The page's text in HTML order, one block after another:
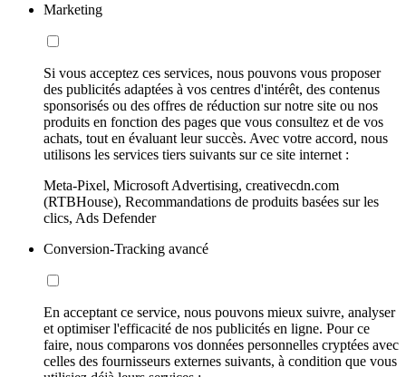
Marketing
Si vous acceptez ces services, nous pouvons vous proposer
des publicités adaptées à vos centres d'intérêt, des contenus
sponsorisés ou des offres de réduction sur notre site ou nos
produits en fonction des pages que vous consultez et de vos
achats, tout en évaluant leur succès. Avec votre accord, nous
utilisons les services tiers suivants sur ce site internet :
Meta-Pixel, Microsoft Advertising, creativecdn.com
(RTBHouse), Recommandations de produits basées sur les
clics, Ads Defender
Conversion-Tracking avancé
En acceptant ce service, nous pouvons mieux suivre, analyser
et optimiser l'efficacité de nos publicités en ligne. Pour ce
faire, nous comparons vos données personnelles cryptées avec
celles des fournisseurs externes suivants, à condition que vous